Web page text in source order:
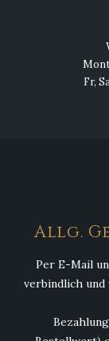
Fr,
Allg.
Per E-Mail
verbindlich und